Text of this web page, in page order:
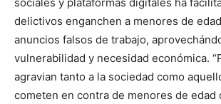
delictivos enganchen a menores de
anuncios falsos de trabajo,
vulnerabilidad y necesidad económica.
agravian tanto a la sociedad como
cometen en contra de menores de edad